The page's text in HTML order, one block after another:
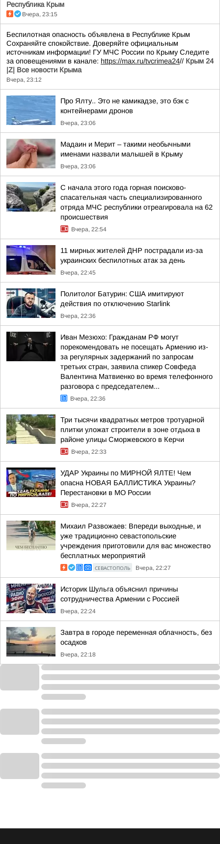
Республика Крым
Вчера, 23:15
Беспилотная опасность объявлена в Республике Крым
Сохраняйте спокойствие. Доверяйте официальным
источникам информации! ГУ МЧС России по Крыму Следите
за оповещениями в канале: https://max.ru/tvcrimea24// Крым 24
|Z| Все новости Крыма
Вчера, 23:12
Про Ялту.. Это не камикадзе, это бэк с
контейнерами дронов
Вчера, 23:06
Мадаин и Мерит – такими необычными
именами назвали малышей в Крыму
Вчера, 23:06
С начала этого года горная поисково-
спасательная часть специализированного
отряда МЧС республики отреагировала на 62
происшествия
Вчера, 22:54
11 мирных жителей ДНР пострадали из-за
украинских беспилотных атак за день
Вчера, 22:45
Политолог Батурин: США имитируют
действия по отключению Starlink
Вчера, 22:36
Иван Мезюхо: Гражданам РФ могут
порекомендовать не посещать Армению из-
за регулярных задержаний по запросам
третьих стран, заявила спикер Совфеда
Валентина Матвиенко во время телефонного
разговора с председателем...
Вчера, 22:36
Три тысячи квадратных метров тротуарной
плитки уложат строители в зоне отдыха в
районе улицы Сморжевского в Керчи
Вчера, 22:33
УДАР Украины по МИРНОЙ ЯЛТЕ! Чем
опасна НОВАЯ БАЛЛИСТИКА Украины?
Перестановки в МО России
Вчера, 22:27
Михаил Развожаев: Впереди выходные, и
уже традиционно севастопольские
учреждения приготовили для вас множество
бесплатных мероприятий
СЕВАСТОПОЛЬ Вчера, 22:27
Историк Шульга объяснил причины
сотрудничества Армении с Россией
Вчера, 22:24
Завтра в городе переменная облачность, без
осадков
Вчера, 22:18